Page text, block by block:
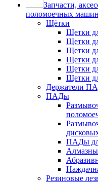
Запчасти,
поломоечных машин
Щётки
Щетки
Щетки
Щетки
Щетки
Щетки
Щетки
Держатели
ПАДы
ПАДы
Резиновые